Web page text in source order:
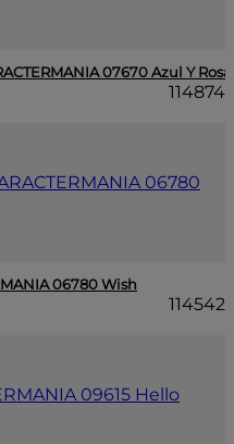
07670 Azul Y Rosa
114874
06780 Wish
114542